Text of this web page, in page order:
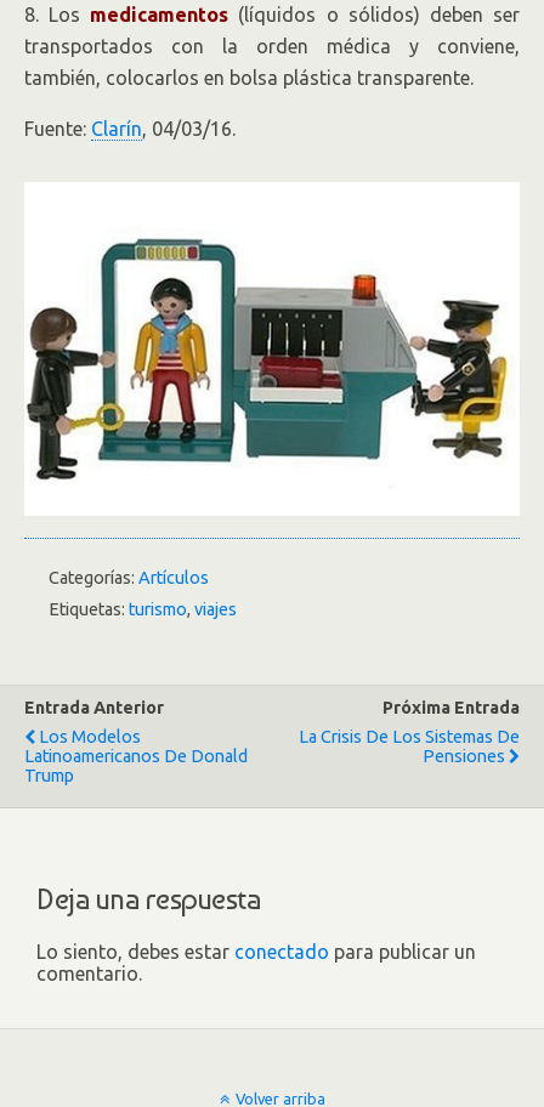
8. Los medicamentos (líquidos o sólidos) deben ser
transportados con la orden médica y conviene,
también, colocarlos en bolsa plástica transparente.
Fuente: Clarín, 04/03/16.
Categorías: Artículos
Etiquetas: turismo, viajes
Entrada Anterior
Los Modelos
Latinoamericanos De Donald
Trump
Próxima Entrada
La Crisis De Los Sistemas De
Pensiones
Deja una respuesta
Lo siento, debes estar conectado para publicar un
comentario.
Volver arriba